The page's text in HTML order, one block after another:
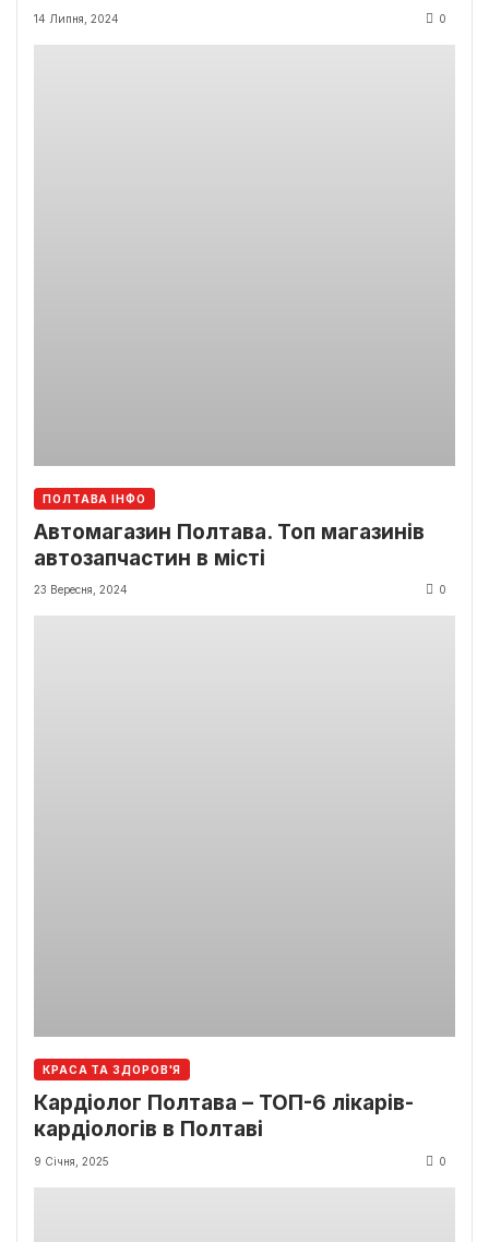
14 Липня, 2024 0
ПОЛТАВА ІНФО
Автомагазин Полтава. Топ магазинів
автозапчастин в місті
23 Вересня, 2024 0
КРАСА ТА ЗДОРОВ'Я
Кардіолог Полтава – ТОП-6 лікарів-
кардіологів в Полтаві
9 Січня, 2025 0